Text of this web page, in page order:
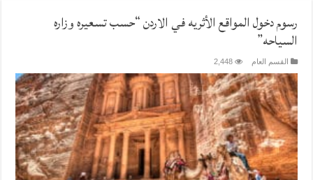
رسوم دخول المواقع الأثريه في الاردن “حسب تسعيره وزاره
السياحه”
القسم العام 2,448